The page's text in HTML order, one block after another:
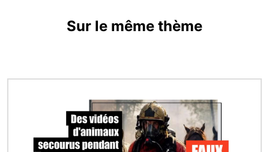
Sur le même thème